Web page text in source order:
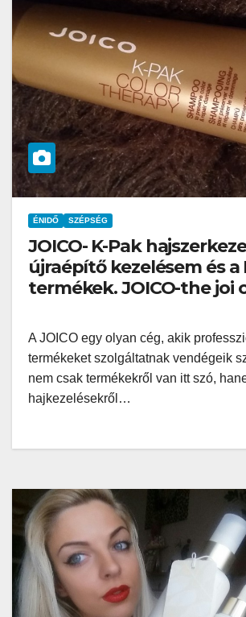
ÉNIDŐ SZÉPSÉG
JOICO- K-Pak
újraépítő kezelésem és a
termékek. JOICO-the joi
A JOICO egy olyan cég, akik
termékeket szolgáltatnak vendégeik
nem csak termékekről van itt szó,
hajkezelésekről…